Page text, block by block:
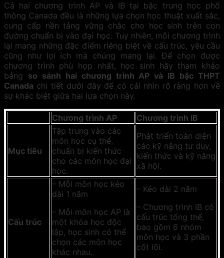
Cả hai chương trình AP và IB tại bậc trung học phổ
thông Canada đều là những lựa chọn học thuật xuất sắc,
cung cấp nền tảng vững chắc cho học sinh trên con
đường chuẩn bị vào đại học. Tuy nhiên, mỗi chương trình
lại mang những đặc điểm riêng biệt về cấu trúc, yêu cầu
cũng như lợi ích mà chúng mang lại. Để chọn được
chương trình phù hợp nhất, học sinh hãy tham khảo
bảng so sánh hai chương trình AP và IB bậc THPT
Canada chi tiết dưới đây để có cái nhìn rõ ràng hơn về
sự khác biệt giữa hai lựa chọn này.
Chương trình AP Chương trình IB
Mục tiêu
Tập trung vào các
môn học cụ thể,
chuẩn bị kiến thức
cho các môn học đại
học.
Phát triển toàn diện
các kỹ năng tư duy,
kiến thức và kỹ năng
xã hội.
Cấu trúc
– Mỗi môn học kéo
dài 1 năm
– Mỗi môn học AP là
một khóa học độc
lập, học sinh có thể
chọn các môn học
khác nhau.
– Kéo dài 2 năm
– Chương trình IB có
cấu trúc tổng thể,
bao gồm 6 nhóm
môn học và 3 phần
cốt lõi.